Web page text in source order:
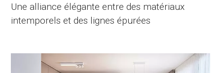
Une alliance élégante entre des matériaux
intemporels et des lignes épurées